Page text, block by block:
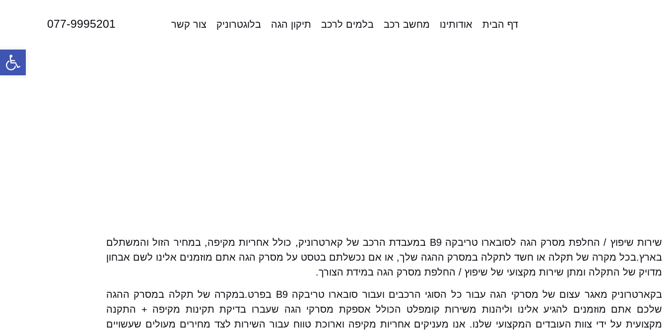
דף הבית אודותינו מחשב רכב בלמים לרכב תיקון הגה בלוגטרוניק צור קשר 077-9995201
שירות שיפוץ / החלפת מסרק הגה לסובארו טריבקה B9 במעבדת הרכב של קארטרוניק, כולל אחריות מקיפה, במחיר הזול והמשתלם
בארץ.בכל מקרה של תקלה או חשד לתקלה במסרק ההגה שלך, או אם נכשלתם בטסט על מסרק הגה אתם מוזמנים אלינו לשם אבחון
מדויק של התקלה ומתן שירות מקצועי של שיפוץ / החלפת מסרק הגה במידת הצורך.
בקארטרוניק מאגר עצום של מסרקי הגה עבור כל הסוגי הרכבים ועבור סובארו טריבקה B9 בפרט.במקרה של תקלה במסרק ההגה
שלכם אתם מוזמנים להגיע אלינו וליהנות משירות קומפלט הכולל אספקת מסרקי הגה שעברו בדיקת תקינות מקיפה + התקנה
מקצועית על ידי צוות העובדים המקצועי שלנו. אנו מעניקים אחריות מקיפה וארוכת טווח עבור השירות לצד מחירים מעולים שעשויים
פתח